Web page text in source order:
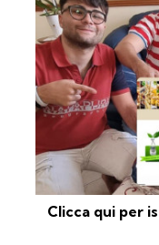
Clicca qui per